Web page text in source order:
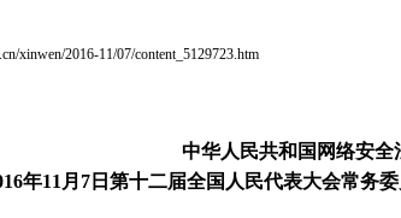
xinwen/2016-11/07/content_5129723.htm
中华人民共和国网络安全
年11月7日第十二届全国人民代表大会常务